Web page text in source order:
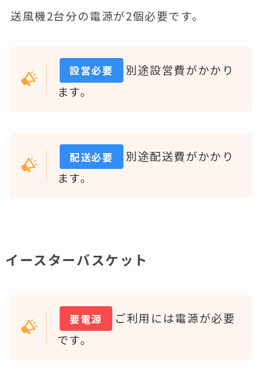
送風機2台分の電源が2個必要です。
設営必要
別途設営費がかかり
ます。
配送必要
別途配送費がかかり
ます。
イースターバスケット
要電源
ご利用には電源が必要
です。